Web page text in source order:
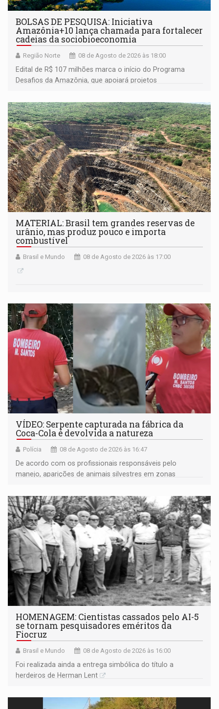
BOLSAS DE PESQUISA: Iniciativa
Amazônia+10 lança chamada para fortalecer
cadeias da sociobioeconomia
Região Norte 08 de Agosto de 2026 às 18:00
Edital de R$ 107 milhões marca o início do Programa
Desafios da Amazônia, que apoiará projetos
submissão de pré-propostas poderá ser feita até 1º de
setembro
MATERIAL: Brasil tem grandes reservas de
urânio, mas produz pouco e importa
combustível
Brasil e Mundo 08 de Agosto de 2026 às 17:00
VÍDEO: Serpente capturada na fábrica da
Coca-Cola é devolvida a natureza
Polícia 08 de Agosto de 2026 às 16:47
De acordo com os profissionais responsáveis pelo
manejo, aparições de animais silvestres em zonas
HOMENAGEM: Cientistas cassados pelo AI-5
se tornam pesquisadores eméritos da
Fiocruz
Brasil e Mundo 08 de Agosto de 2026 às 16:00
Foi realizada ainda a entrega simbólica do título a
herdeiros de Herman Lent